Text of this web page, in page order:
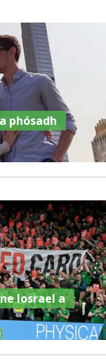
phósadh
Iosrael a